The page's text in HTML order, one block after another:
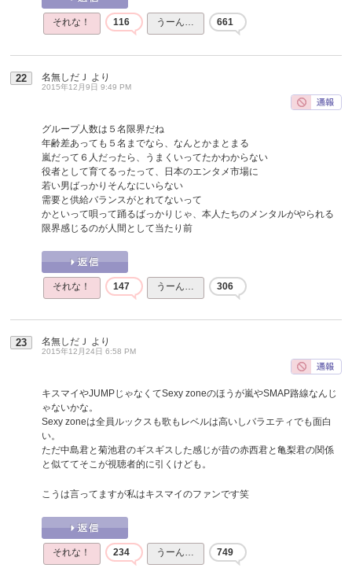
それな！ 116 うーん… 661
22 名無しだＪ より
2015年12月9日 9:49 PM
グループ人数は５名限界だね
年齢差あっても５名までなら、なんとかまとまる
嵐だって６人だったら、うまくいってたかわからない
役者として育てるったって、日本のエンタメ市場に
若い男ばっかりそんなにいらない
需要と供給バランスがとれてないって
かといって唄って踊るばっかりじゃ、本人たちのメンタルがやられる
限界感じるのが人間として当たり前
それな！ 147 うーん… 306
23 名無しだＪ より
2015年12月24日 6:58 PM
キスマイやJUMPじゃなくてSexy zoneのほうが嵐やSMAP路線なんじ
ゃないかな。
Sexy zoneは全員ルックスも歌もレベルは高いしバラエティでも面白
い。
ただ中島君と菊池君のギスギスした感じが昔の赤西君と亀梨君の関係
と似ててそこが視聴者的に引くけども。
こうは言ってますが私はキスマイのファンです笑
それな！ 234 うーん… 749